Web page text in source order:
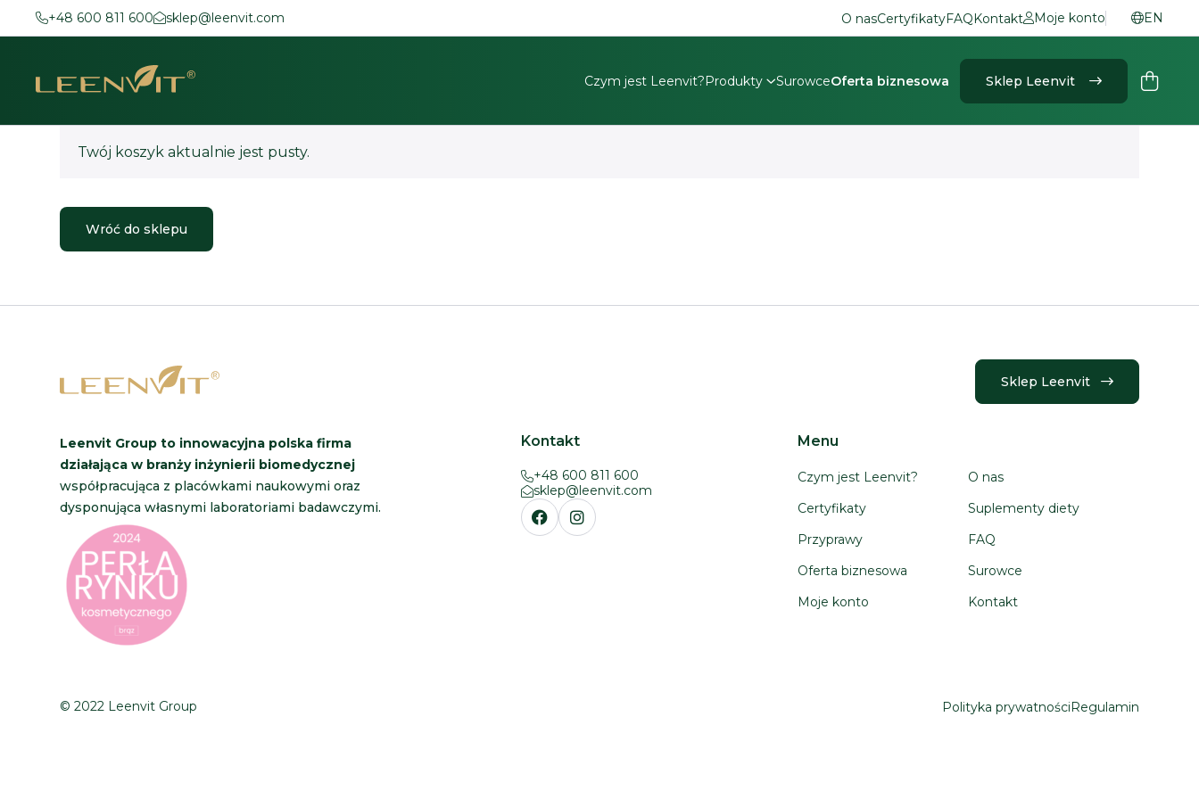
+48 600 811 600 sklep@leenvit.com O nasCertyfikatyFAQKontakt Moje konto EN
Czym jest Leenvit?Produkty SurowceOferta biznesowa Sklep Leenvit
Twój koszyk aktualnie jest pusty.
Wróć do sklepu
Sklep Leenvit
Leenvit Group to innowacyjna polska firma
działająca w branży inżynierii biomedycznej
współpracująca z placówkami naukowymi oraz
dysponująca własnymi laboratoriami badawczymi.
Kontakt
+48 600 811 600
sklep@leenvit.com
Menu
Czym jest Leenvit?
O nas
Certyfikaty
Suplementy diety
Przyprawy
FAQ
Oferta biznesowa
Surowce
Moje konto
Kontakt
© 2022 Leenvit Group Polityka prywatnościRegulamin